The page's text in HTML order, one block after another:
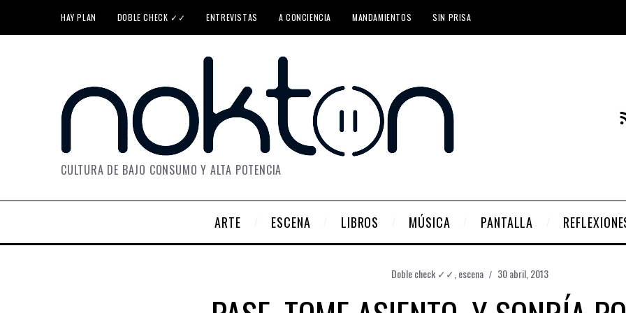
HAY PLAN DOBLE CHECK ✓✓ ENTREVISTAS A CONCIENCIA MANDAMIENTOS SIN PRISA
CULTURA DE BAJO CONSUMO Y ALTA POTENCIA
ARTE ESCENA LIBROS MÚSICA PANTALLA
Doble check ✓✓ escena 30 abril, 2013